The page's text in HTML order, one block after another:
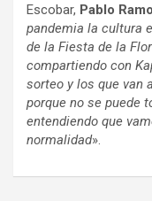
Escobar, Pablo
pandemia la cultura
de la Fiesta de la
compartiendo con
sorteo y los que van
porque no se puede
entendiendo que
normalidad».